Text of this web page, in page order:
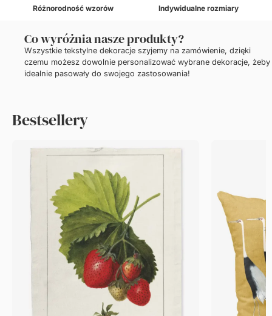
Różnorodność wzorów Indywidualne rozmiary
Co wyróżnia nasze produkty?
Wszystkie tekstylne dekoracje szyjemy na zamówienie, dzięki
czemu możesz dowolnie personalizować wybrane dekoracje, żeby
idealnie pasowały do swojego zastosowania!
Bestsellery